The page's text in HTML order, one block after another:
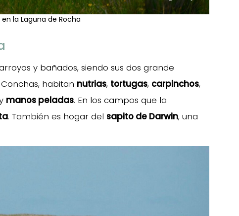
la Laguna de Rocha
y bañados, siendo sus dos grande
habitan nutrias, tortugas, carpinchos,
manos peladas. En los campos que la
. También es hogar del sapito de Darwin, una